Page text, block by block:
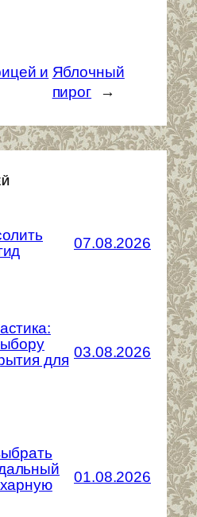
и Яблочный
пирог
→
07.08.2026
для 03.08.2026
01.08.2026